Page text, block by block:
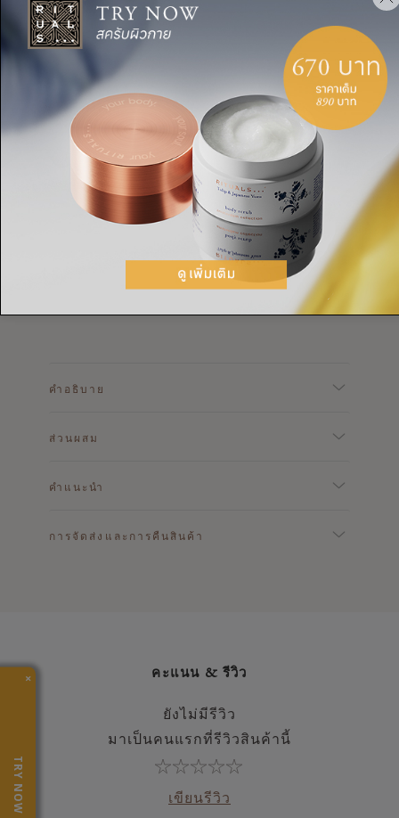
Rijksmuseum & Rituals
เราได้สร้างคอลเล็กชันที่ทันสมัยเฉพาะกิจเพื่อเฉลิม
ฉลองความร่วมมือพิเศษกับพิพิธภัณฑ์ที่มีชื่อเสียง
Rijksmuseum ในอัมสเตอร์ดัม เข้าร่วม
ประสบการณ์ที่ไม่ลืมของดอกไม้หอมและเครื่องเทศ
หลากหลาย คอลเล็กชัน Limited Edition:
Amsterdam มีดอกทิวลิปเฮอร์และยูซุของญี่ปุ่น และ
เป็นการเป็นอิสระที่เป็นเกียรติต่อความเชื่อมโยง
ประวัติศาสตร์ระหว่างตะวันออกและตะวันตก
คำอธิบาย
ส่วนผสม
คำแนะนำ
การจัดส่งและการคืนสินค้า
คะแนน & รีวิว
ยังไม่มีรีวิว
มาเป็นคนแรกที่รีวิวสินค้านี้
เขียนรีวิว
×
TRY NOW